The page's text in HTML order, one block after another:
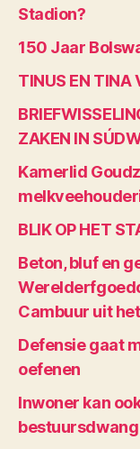
Stadion?
150 Jaar
TINUS EN TINA
ZAKEN IN
Kamerlid
BLIK OP HET
Beton, bluf en
Cambuur uit
Defensie gaat
oefenen
Inwoner kan
bestuursdwang